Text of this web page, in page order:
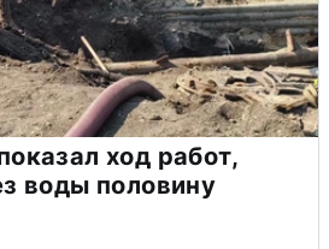
ход работ,
воды половину